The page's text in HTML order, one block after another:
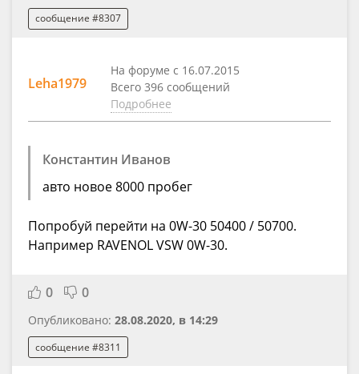
сообщение #8307
Leha1979
На форуме с 16.07.2015
Всего 396 сообщений
Подробнее
Константин Иванов
авто новое 8000 пробег
Попробуй перейти на 0W-30 50400 / 50700.
Например RAVENOL VSW 0W-30.
0 0
Опубликовано: 28.08.2020, в 14:29
сообщение #8311